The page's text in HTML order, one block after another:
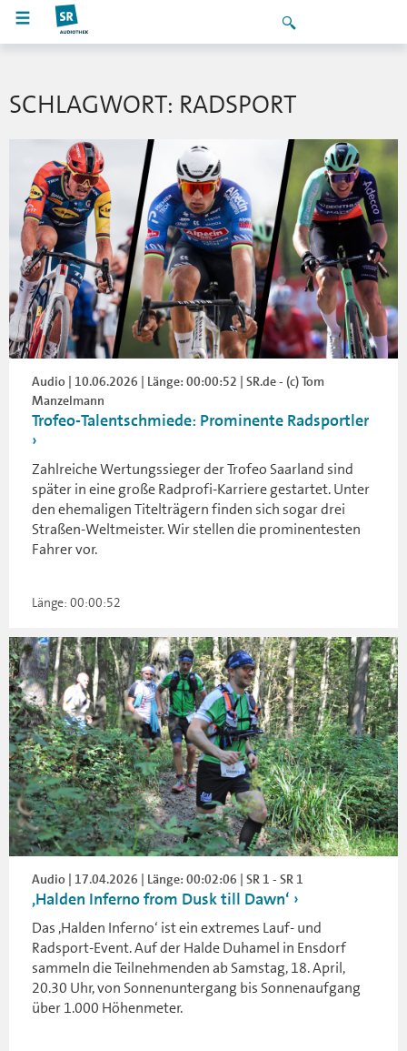
SCHLAGWORT: RADSPORT
Audio | 10.06.2026 | Länge: 00:00:52 | SR.de - (c) Tom
Manzelmann
Trofeo-Talentschmiede: Prominente Radsportler
Zahlreiche Wertungssieger der Trofeo Saarland sind
später in eine große Radprofi-Karriere gestartet. Unter
den ehemaligen Titelträgern finden sich sogar drei
Straßen-Weltmeister. Wir stellen die prominentesten
Fahrer vor.
Länge: 00:00:52
Audio | 17.04.2026 | Länge: 00:02:06 | SR 1 - SR 1
,Halden Inferno from Dusk till Dawn‘
Das ,Halden Inferno‘ ist ein extremes Lauf- und
Radsport-Event. Auf der Halde Duhamel in Ensdorf
sammeln die Teilnehmenden ab Samstag, 18. April,
20.30 Uhr, von Sonnenuntergang bis Sonnenaufgang
über 1.000 Höhenmeter.